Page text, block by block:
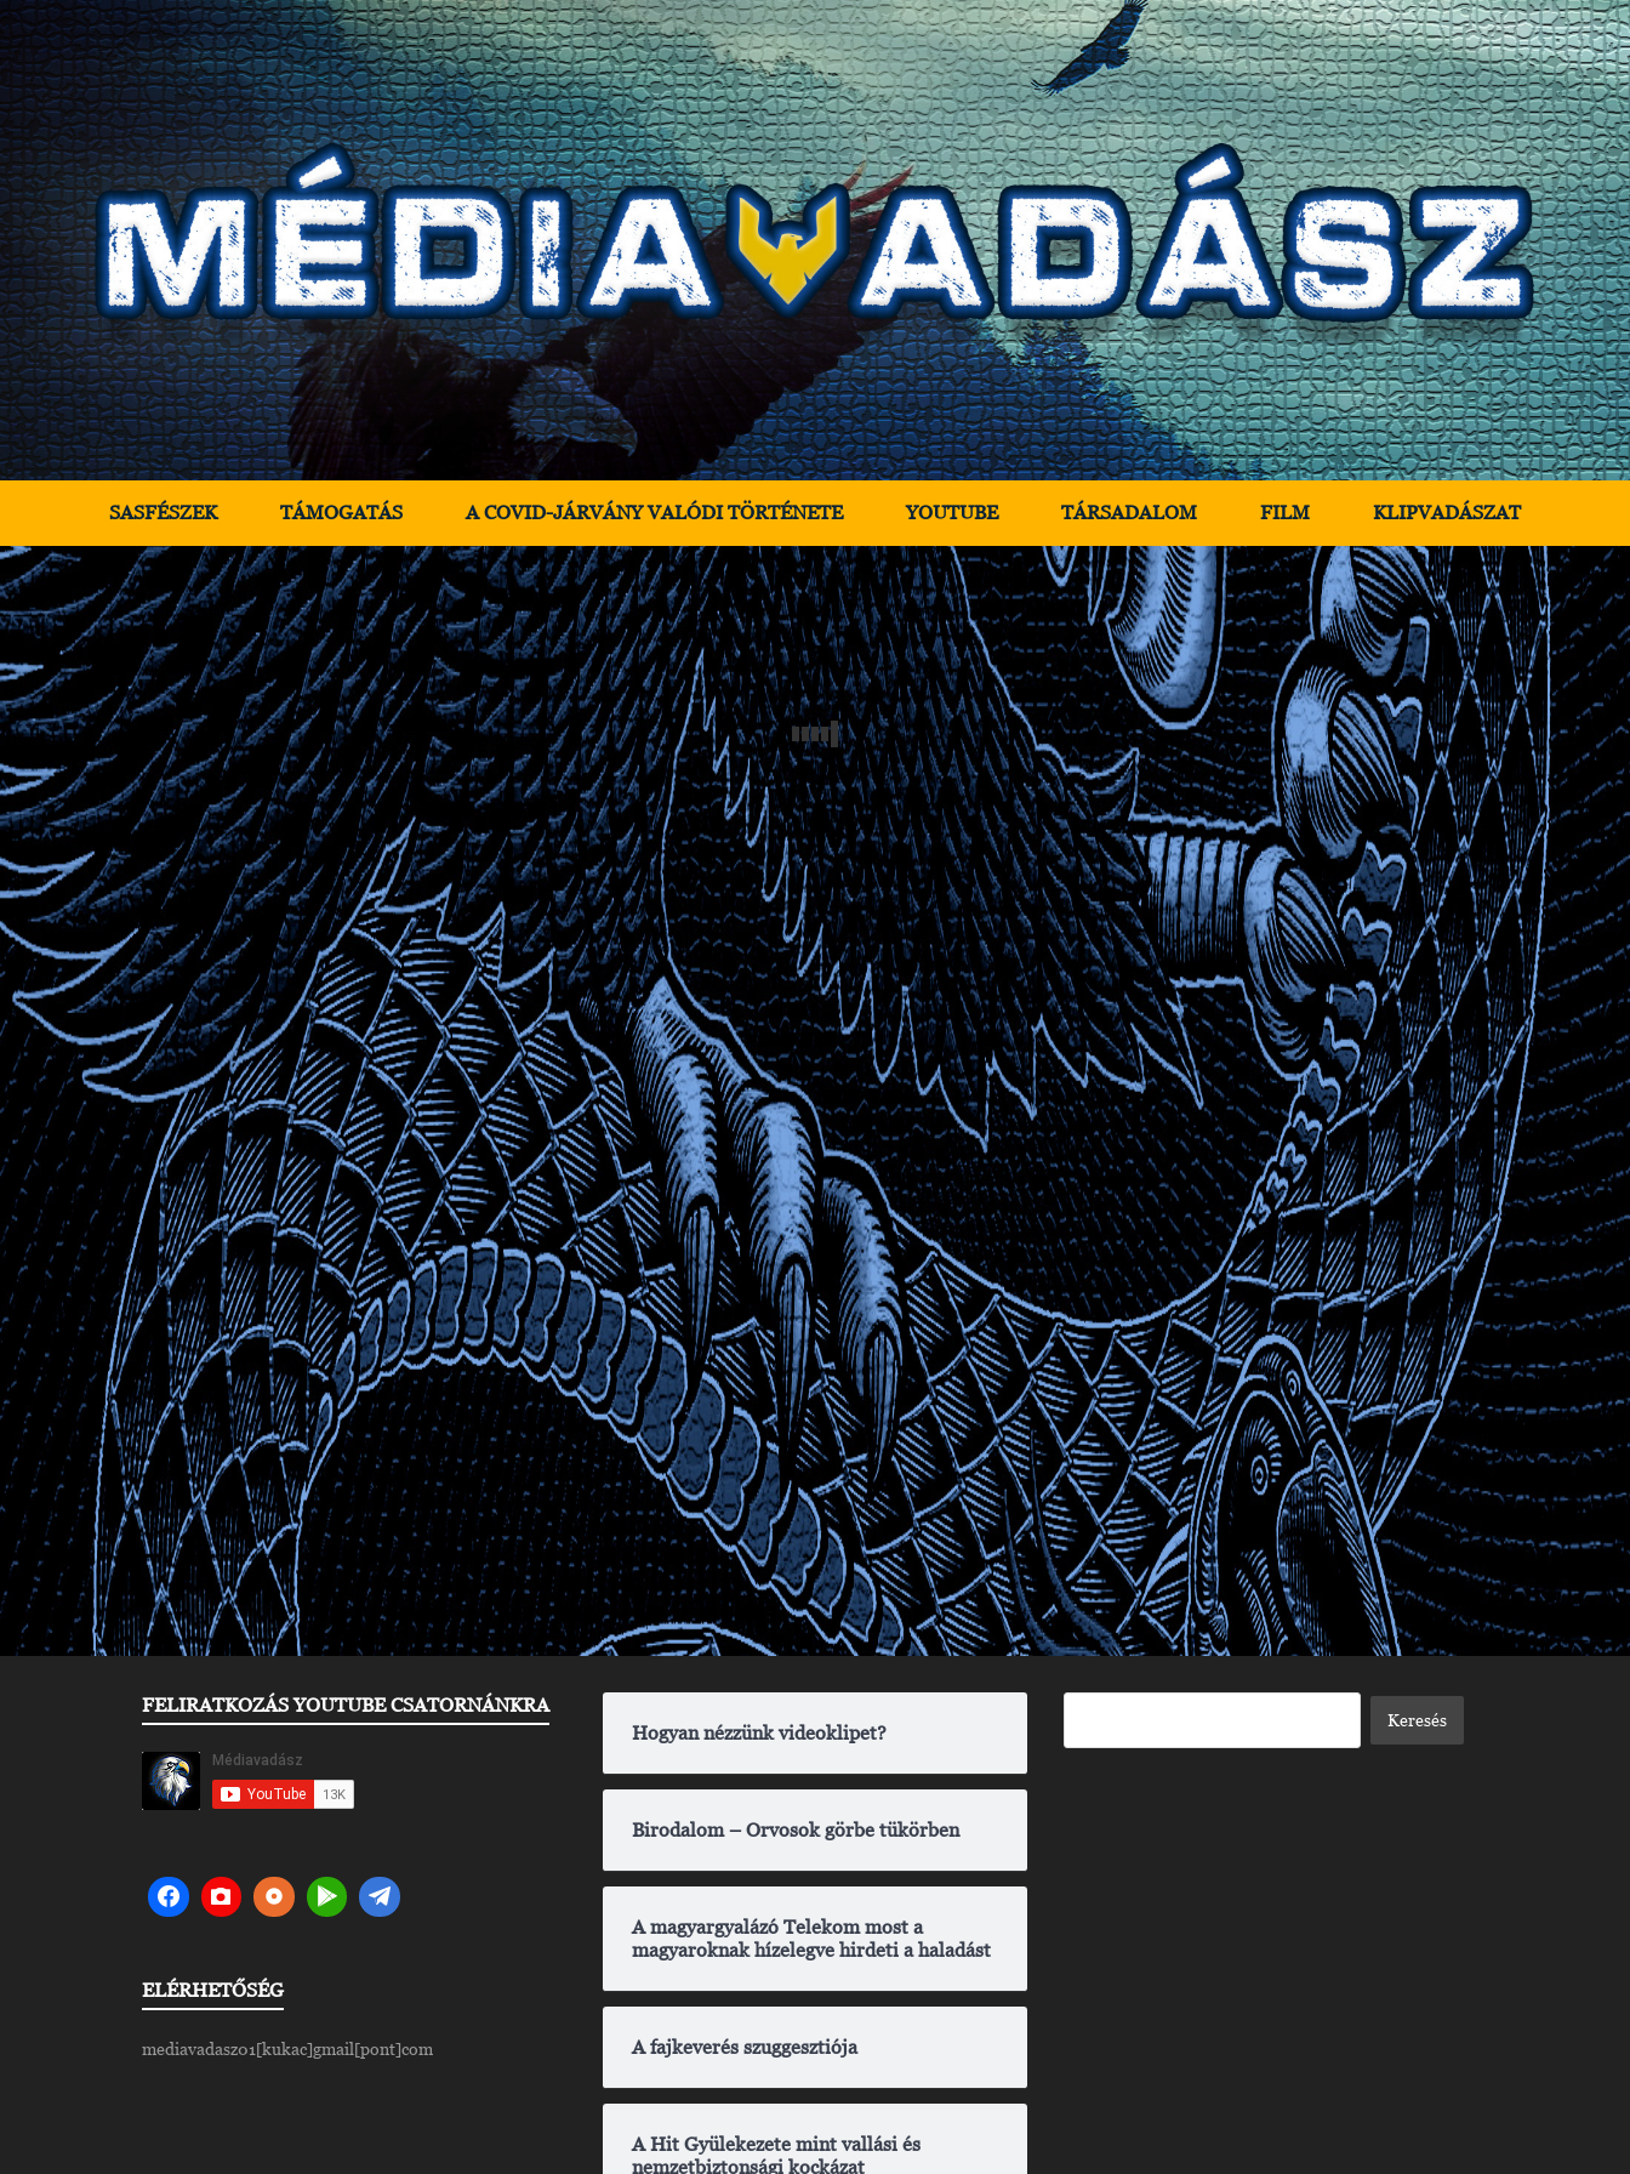
SASFÉSZEK TÁMOGATÁS A COVID-JÁRVÁNY VALÓDI TÖRTÉNETE YOUTUBE TÁRSADALOM FILM KLIPVADÁSZAT
FELIRATKOZÁS YOUTUBE CSATORNÁNKRA
ELÉRHETŐSÉG
mediavadasz01[kukac]gmail[pont]com
Hogyan nézzünk videoklipet?
Birodalom – Orvosok görbe tükörben
A magyargyalázó Telekom most a
magyaroknak hízelegve hirdeti a haladást
A fajkeverés szuggesztiója
A Hit Gyülekezete mint vallási és
nemzetbiztonsági kockázat